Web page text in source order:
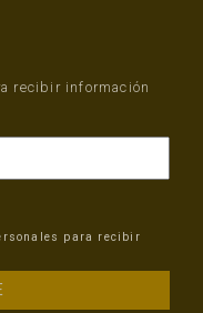
recibir información
para recibir